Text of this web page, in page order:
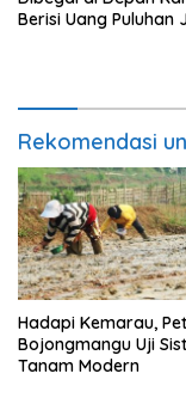
Berisi Uang Puluhan
Rekomendasi
Hadapi Kemarau,
Bojongmangu Uji
Tanam Modern